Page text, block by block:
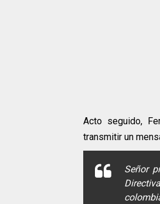
Acto seguido,
transmitir un
Señor